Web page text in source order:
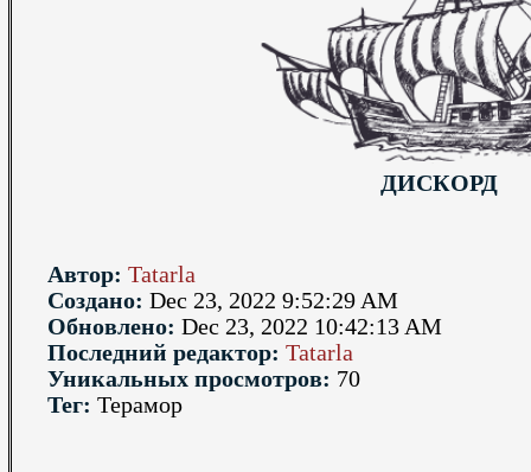
ДИСКОРД
Автор: Tatarla
Создано: Dec 23, 2022 9:52:29 AM
Обновлено: Dec 23, 2022 10:42:13 AM
Последний редактор: Tatarla
Уникальных просмотров: 70
Тег: Терамор